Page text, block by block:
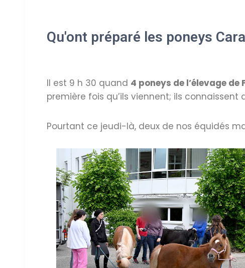
Qu'ont préparé les poneys
Il est 9 h 30 quand 4 poneys de l’élevage
première fois qu’ils viennent; ils
Pourtant ce jeudi-là, deux de nos équidés